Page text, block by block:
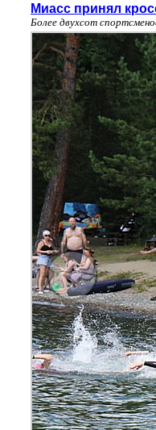
Миасс принял
Более двухсот